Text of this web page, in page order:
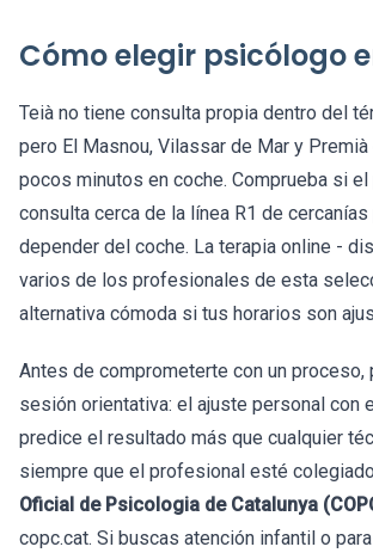
Cómo elegir psicólogo
Teià no tiene consulta propia dentro del
pero El Masnou, Vilassar de Mar y
pocos minutos en coche. Comprueba si
consulta cerca de la línea R1 de cercanías
depender del coche. La terapia online -
varios de los profesionales de esta
alternativa cómoda si tus horarios son
Antes de comprometerte con un proceso,
sesión orientativa: el ajuste personal con
predice el resultado más que cualquier
siempre que el profesional esté
Oficial de Psicologia de Catalunya
copc.cat. Si buscas atención infantil o